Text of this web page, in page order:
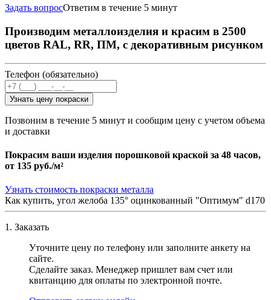
Задать вопросОтветим в течение 5 минут
Производим металлоизделия и красим в 2500
цветов RAL, RR, ПМ, с декоративным рисунком
Телефон (обязательно)
Узнать цену покраски
Позвоним в течение 5 минут и сообщим цену с учетом объема
и доставки
Покрасим ваши изделия порошковой краской за 48 часов,
от 135 руб./м²
Узнать стоимость покраски металла
Как купить, угол желоба 135° оцинкованный "Оптимум" d170
1. Заказать
Уточните цену по телефону или заполните анкету на
сайте.
Сделайте заказ. Менеджер пришлет вам счет или
квитанцию для оплаты по электронной почте.